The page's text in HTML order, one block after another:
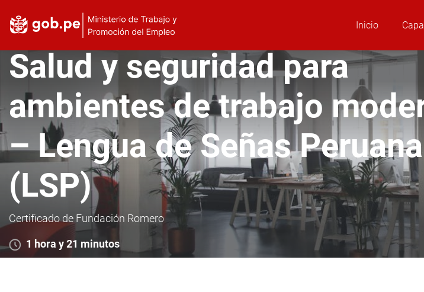
Inicio
Salud y seguridad para
ambientes de trabajo
– Lengua de Señas Peruana
(LSP)
Certificado de Fundación Romero
1 hora y 21 minutos